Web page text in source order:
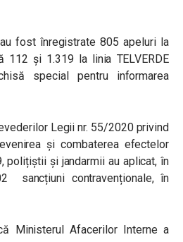
fost înregistrate 805 apeluri la
112 și 1.319 la linia TELVERDE
special pentru informarea
Legii nr. 55/2020 privind
și combaterea efectelor
polițiștii și jandarmii au aplicat, în
sancțiuni contravenționale, în
Ministerul Afacerilor Interne a